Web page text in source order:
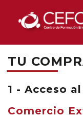
TU
1 - Acceso
Comercio